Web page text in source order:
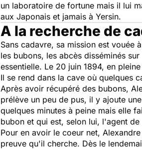
un laboratoire de fortune mais il lui
aux Japonais et jamais à Yersin.
A la recherche de
Sans cadavre, sa mission est vouée
les bubons, les abcès disséminés
essentielle. Le 20 juin 1894, en
Il se rend dans la cave où quelques
Après avoir récupéré des bubons,
prélève un peu de pus, il y ajoute
quelques minutes à peine mais elle
bubon et qui est, selon lui, l'agent de
Pour en avoir le coeur net,
preuve qu'il cherche. Dès le